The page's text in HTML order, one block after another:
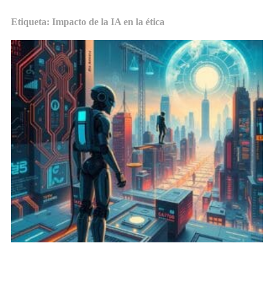
Etiqueta: Impacto de la IA en la ética